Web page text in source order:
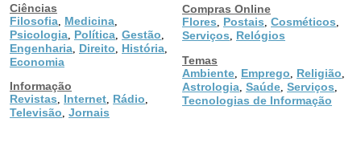
Ciências
Filosofia Medicina
Psicologia Política Gestão
Engenharia Direito História
Economia
Informação
Revistas
Internet Rádio
Televisão Jornais
Compras Online
Flores
Postais Cosméticos
Serviços
Relógios
Temas
Ambiente Emprego Religião
Astrologia Saúde Serviços
Tecnologias de Informação